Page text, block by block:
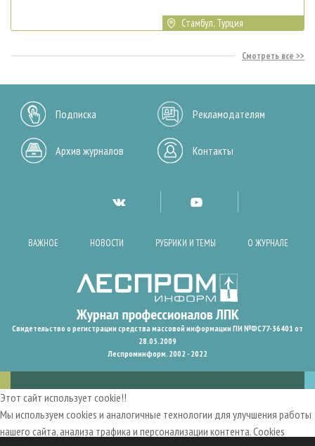
Стамбул, Турция
Смотреть все
Подписка Рекламодателям
Архив журналов Контакты
ВАЖНОЕ НОВОСТИ РУБРИКИ И ТЕМЫ О ЖУРНАЛЕ
Свидетельство о регистрации средства массовой информации ПИ №ФС77-36401 от
28.05.2009
Леспроминформ. 2002 - 2022
Этот сайт использует cookie!!
Мы используем cookies и аналогичные технологии для улучшения работы
нашего сайта, анализа трафика и персонализации контента. Cookies